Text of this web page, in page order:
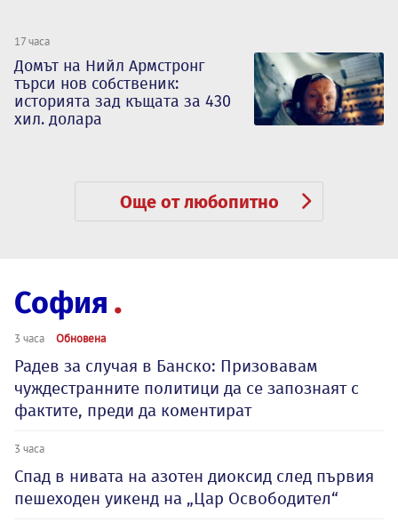
17 часа
Домът на Нийл Армстронг
търси нов собственик:
историята зад къщата за 430
хил. долара
Още от любопитно
София
3 часа Обновена
Радев за случая в Банско: Призовавам
чуждестранните политици да се запознаят с
фактите, преди да коментират
3 часа
Спад в нивата на азотен диоксид след първия
пешеходен уикенд на „Цар Освободител“